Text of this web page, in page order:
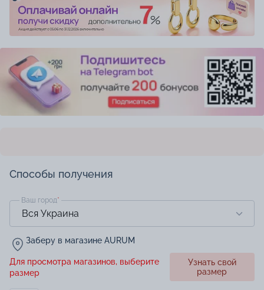
Способы получения
Ваш город*
Заберу в магазине AURUM
Для просмотра магазинов, выберите
размер
Узнать свой
размер